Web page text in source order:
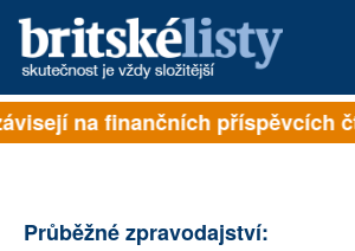
PŘIHLÁSIT
ARCHIV
na finančních příspěvcích
Průběžné zpravodajství: